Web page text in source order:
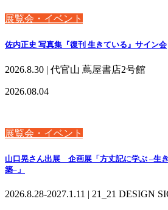
展覧会・イベント
佐内正史 写真集『復刊 生きている』サイン会
2026.8.30 | 代官山 蔦屋書店2号館
2026.08.04
展覧会・イベント
山口晃さん出展 企画展「方丈記に学ぶ –生
築–」
2026.8.28-2027.1.11 | 21_21 DESIGN